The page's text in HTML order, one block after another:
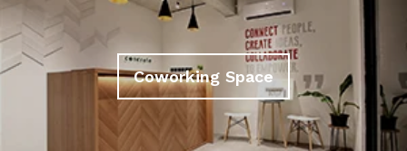
Coworking Space